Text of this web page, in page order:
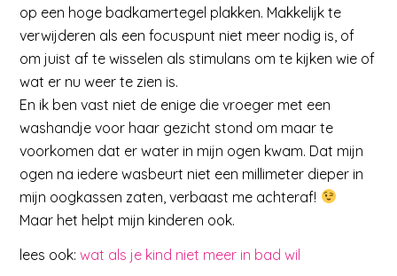
op een hoge badkamertegel plakken. Makkelijk te
verwijderen als een focuspunt niet meer nodig is, of
om juist af te wisselen als stimulans om te kijken wie of
wat er nu weer te zien is.
En ik ben vast niet de enige die vroeger met een
washandje voor haar gezicht stond om maar te
voorkomen dat er water in mijn ogen kwam. Dat mijn
ogen na iedere wasbeurt niet een millimeter dieper in
mijn oogkassen zaten, verbaast me achteraf!
Maar het helpt mijn kinderen ook.
lees ook:wat als je kind niet meer in bad wil